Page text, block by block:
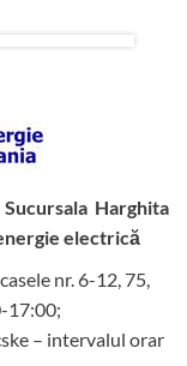
Harghita
electrică
nr. 6-12, 75,
17:00;
– intervalul orar